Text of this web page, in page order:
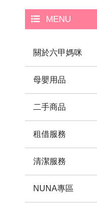
MENU
關於六甲媽咪
母嬰用品
二手商品
租借服務
清潔服務
NUNA專區